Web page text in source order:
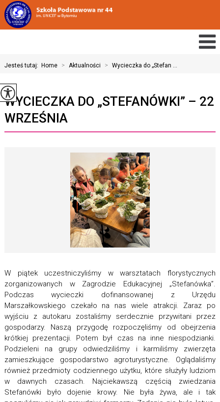
Jesteś tutaj: Home > Aktualności > Wycieczka do „Stefan ...
WYCIECZKA DO „STEFANÓWKI” – 22
WRZEŚNIA
W piątek uczestniczyliśmy w warsztatach florystycznych
zorganizowanych w Zagrodzie Edukacyjnej „Stefanówka”.
Podczas wycieczki dofinansowanej z Urzędu
Marszałkowskiego czekało na nas wiele atrakcji. Zaraz po
wyjściu z autokaru zostaliśmy serdecznie przywitani przez
gospodarzy. Naszą przygodę rozpoczęliśmy od obejrzenia
krótkiej prezentacji. Potem był czas na inne niespodzianki.
Podzieleni na grupy odwiedziliśmy i karmiliśmy zwierzęta
zamieszkujące gospodarstwo agroturystyczne. Oglądaliśmy
również przedmioty codziennego użytku, które służyły ludziom
w dawnych czasach. Najciekawszą częścią zwiedzania
Stefanówki było dojenie krowy. Nie była żywa, ale i tak